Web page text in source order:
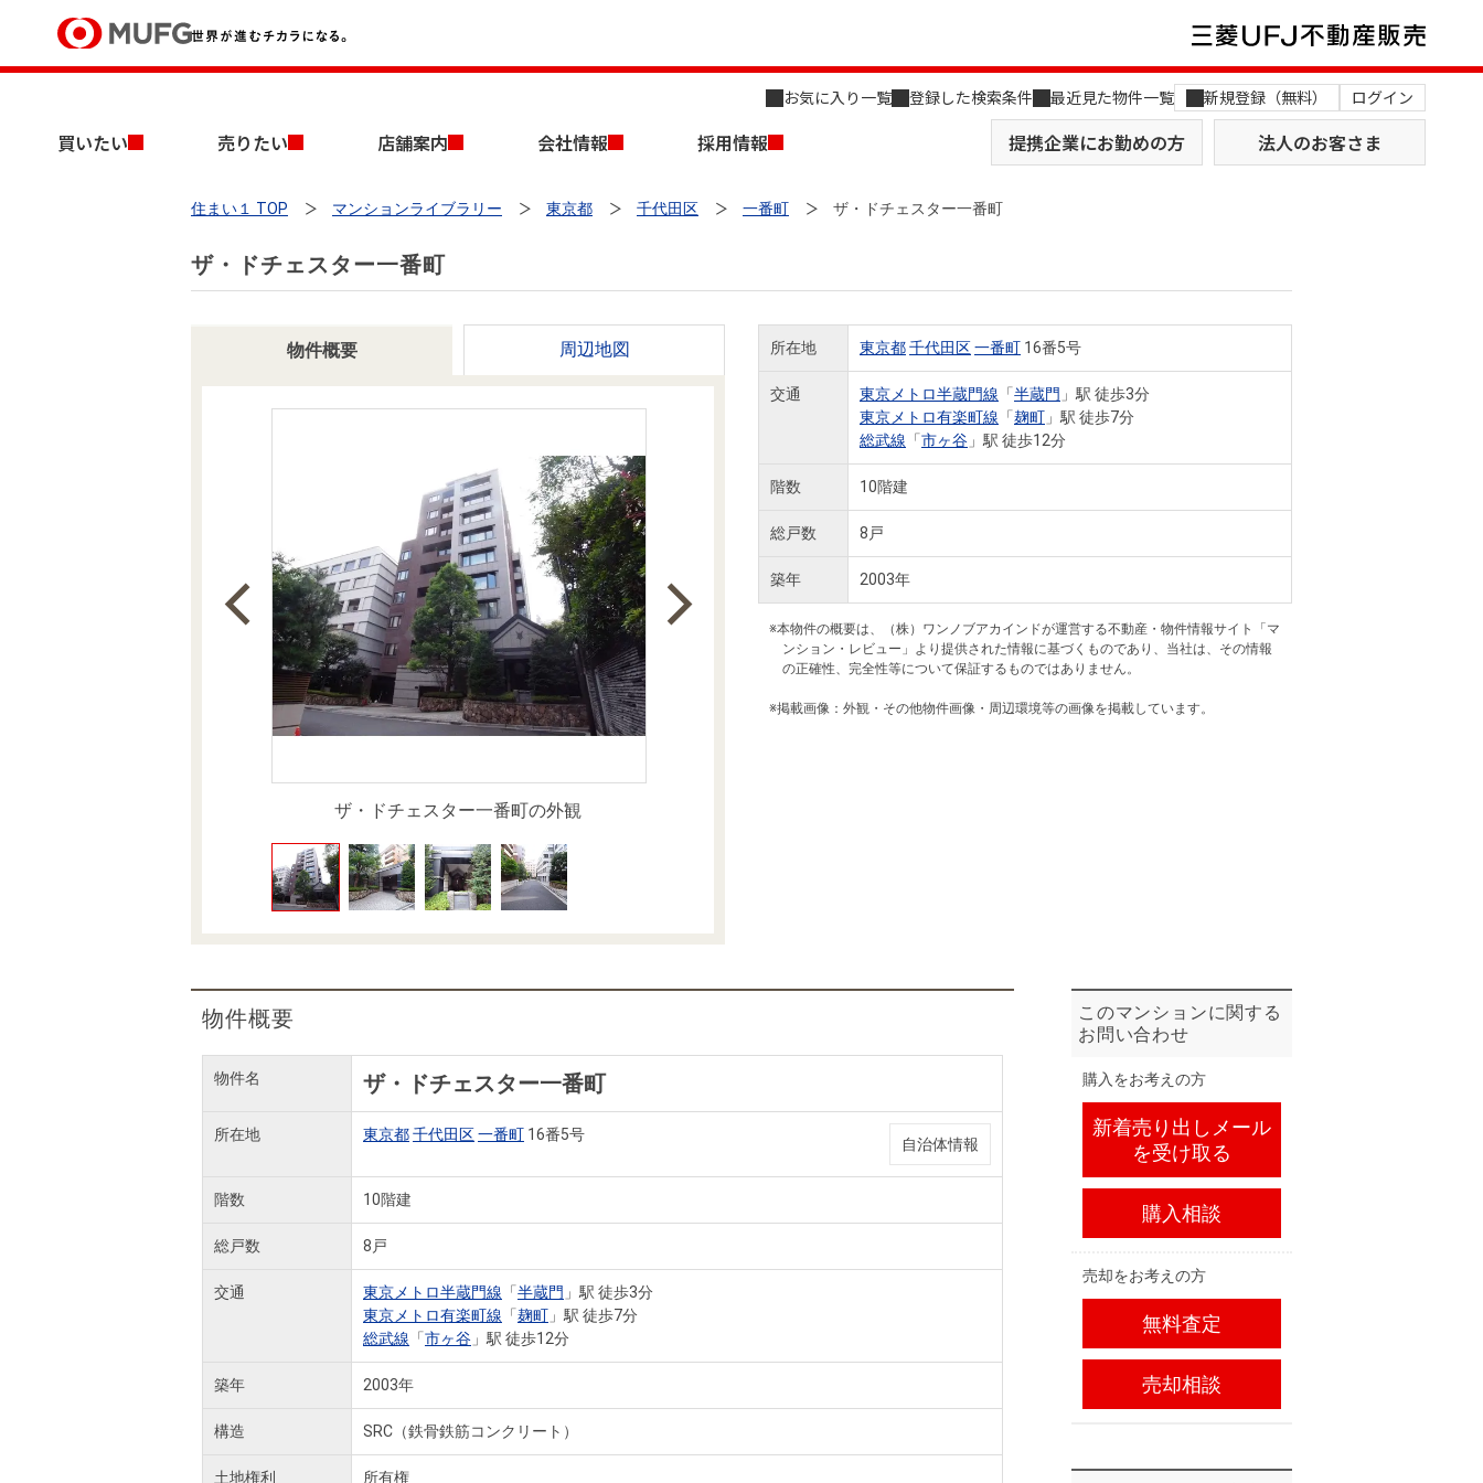
お気に入り一覧 登録した検索条件 最近見た物件一覧 新規登録（無料） ログイン
買いたい 売りたい 店舗案内 会社情報 採用情報 提携企業にお勤めの方 法人のお客さま
買いたいTOP
新築・中古一戸建てを探す 土地を探す
事業用物件を探す
住宅ローンシミュレーション
住まいと暮らしの税金の本（電子ブック） 購入ガイド
売りたいTOP
AI不動産査定
周辺相場検索
住まいと暮らしの税金の本（電子ブック） 売却ガイド
店舗案内TOP
店舗のご案内（名古屋） 店舗のご案内（関西）
会社情報TOP
会社概要 MUFG Way
役員一覧
本社地図
会社案内（電子ブック版）
採用情報TOP
キャリア採用情報
売りたい
住まい１ TOP マンションライブラリー 東京都 千代田区 一番町 ザ・ドチェスター一番町
ザ・ドチェスター一番町
物件概要 周辺地図
ザ・ドチェスター一番町の外観
所在地 東京都千代田区一番町 16番5号
交通 東京メトロ半蔵門線 「半蔵門 」駅 徒歩3分
東京メトロ有楽町線 「麹町 」駅 徒歩7分
総武線 「市ヶ谷 」駅 徒歩12分
階数 10階建
総戸数 8戸
築年 2003年
※本物件の概要は、（株）ワンノブアカインドが運営する不動産・物件情報サイト「マ
ンション・レビュー」より提供された情報に基づくものであり、当社は、その情報
の正確性、完全性等について保証するものではありません。
※掲載画像：外観・その他物件画像・周辺環境等の画像を掲載しています。
物件概要
物件名 ザ・ドチェスター一番町
所在地 東京都千代田区一番町 16番5号
自治体情報
階数 10階建
総戸数 8戸
交通 東京メトロ半蔵門線 「半蔵門 」駅 徒歩3分
東京メトロ有楽町線 「麹町 」駅 徒歩7分
総武線 「市ヶ谷 」駅 徒歩12分
築年 2003年
構造 SRC（鉄骨鉄筋コンクリート）
土地権利 所有権
このマンションに関する
お問い合わせ
購入をお考えの方
新着売り出しメール
を受け取る
購入相談
売却をお考えの方
無料査定
売却相談